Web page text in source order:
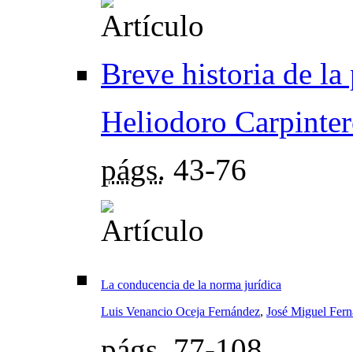
Breve historia de
Heliodoro
págs. 43-76
La conducencia de la norma jurídica
Luis Venancio Oceja Fernández, José Miguel